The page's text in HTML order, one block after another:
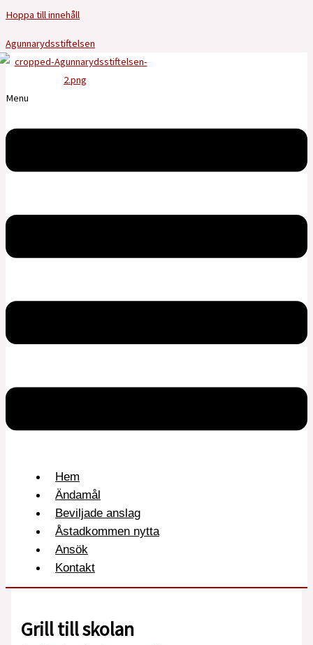
Hoppa till innehåll
Agunnarydsstiftelsen
Menu
Hem
Ändamål
Beviljade anslag
Åstadkommen nytta
Ansök
Kontakt
Grill till skolan